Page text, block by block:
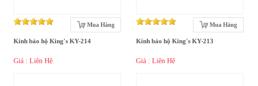
Mua Hàng
Kính bảo hộ King's KY-214
Giá : Liên Hệ
Mua Hàng
Kính bảo hộ King's KY-213
Giá : Liên Hệ